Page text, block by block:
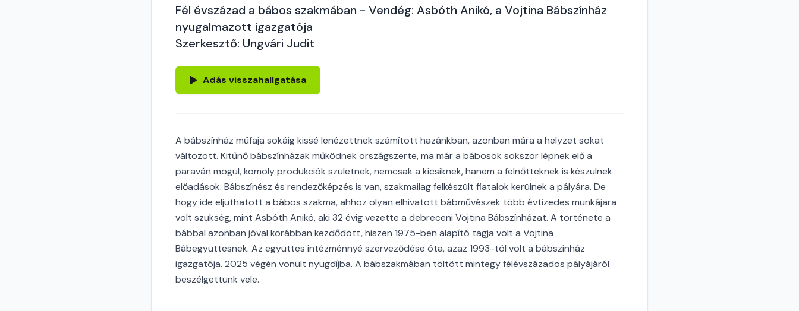
Fél évszázad a bábos szakmában - Vendég: Asbóth Anikó, a Vojtina Bábszínház
nyugalmazott igazgatója
Szerkesztő: Ungvári Judit
Adás visszahallgatása
A bábszínház műfaja sokáig kissé lenézettnek számított hazánkban, azonban mára a helyzet sokat
változott. Kitűnő bábszínházak működnek országszerte, ma már a bábosok sokszor lépnek elő a
paraván mögül, komoly produkciók születnek, nemcsak a kicsiknek, hanem a felnőtteknek is készülnek
előadások. Bábszínész és rendezőképzés is van, szakmailag felkészült fiatalok kerülnek a pályára. De
hogy ide eljuthatott a bábos szakma, ahhoz olyan elhivatott bábművészek több évtizedes munkájara
volt szükség, mint Asbóth Anikó, aki 32 évig vezette a debreceni Vojtina Bábszínházat. A története a
bábbal azonban jóval korábban kezdődött, hiszen 1975-ben alapító tagja volt a Vojtina
Bábegyüttesnek. Az együttes intézménnyé szerveződése óta, azaz 1993-tól volt a bábszínház
igazgatója. 2025 végén vonult nyugdíjba. A bábszakmában töltött mintegy félévszázados pályájáról
beszélgettünk vele.